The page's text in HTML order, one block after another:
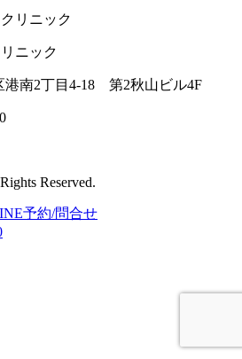
ニック
南2丁目4-18 第2秋山ビル4F
Reserved.